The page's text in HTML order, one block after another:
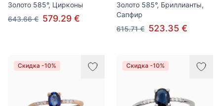
Золото 585°, Цирконы
643.66 € 579.29 €
Золото 585°, Бриллианты,
Сапфир
615.71 € 523.35 €
Скидка -10% Скидка -10%